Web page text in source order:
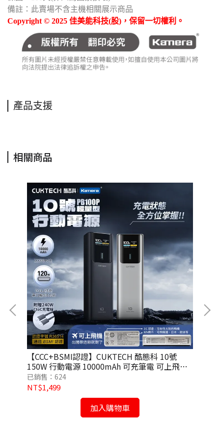
備註：此賣場不含主機相關展示商品
Copyright © 2025 佳美能科技(股)，保留一切權利。
產品支援
相關商品
【CCC+BSMI認證】CUKTECH 酷態科 10號
150W 行動電源 10000mAh 可充筆電 可上飛機
(PB100P)
已銷售：624
NT$1,499
加入購物車